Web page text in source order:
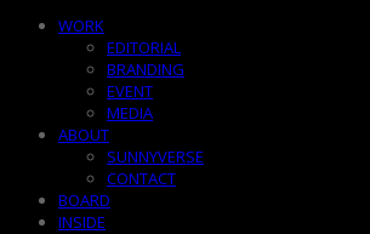
WORK
EDITORIAL
BRANDING
EVENT
MEDIA
ABOUT
SUNNYVERSE
CONTACT
BOARD
INSIDE